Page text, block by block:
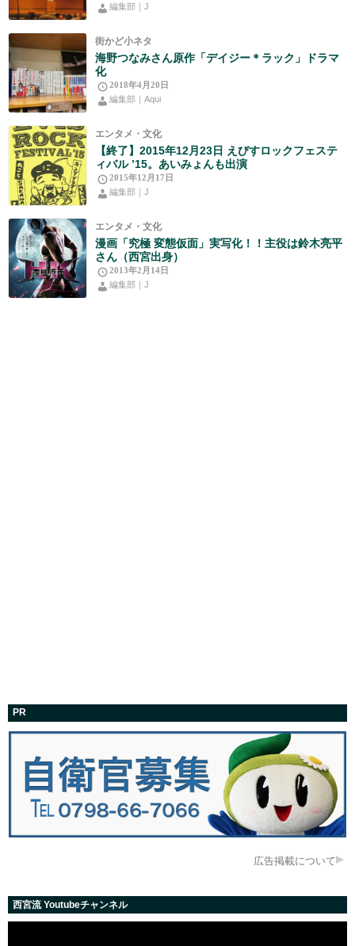
編集部｜J
街かど小ネタ
海野つなみさん原作「デイジー＊ラック」ドラマ
化
2018年4月20日
編集部｜Aqui
エンタメ・文化
【終了】2015年12月23日 えびすロックフェステ
ィバル ’15。あいみょんも出演
2015年12月17日
編集部｜J
エンタメ・文化
漫画「究極 変態仮面」実写化！！主役は鈴木亮平
さん（西宮出身）
2013年2月14日
編集部｜J
PR
広告掲載について
西宮流 Youtubeチャンネル